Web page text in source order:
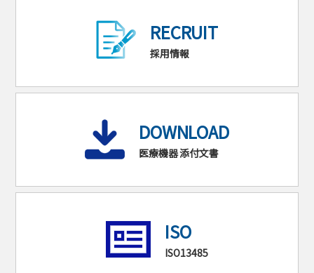
RECRUIT
採用情報
DOWNLOAD
医療機器 添付文書
ISO
ISO13485